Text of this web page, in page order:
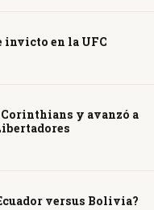
en la UFC
y avanzó a
versus Bolivia?